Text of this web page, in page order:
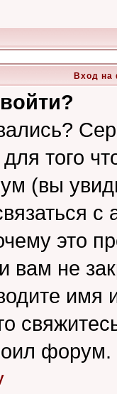
Вход на
для того
(вы
это
вам не
форум.